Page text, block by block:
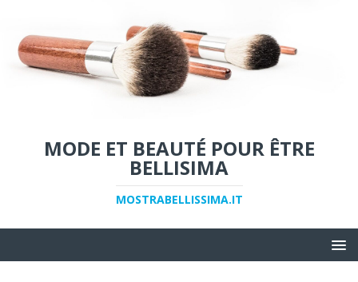
MODE ET BEAUTÉ POUR ÊTRE
BELLISIMA
MOSTRABELLISSIMA.IT